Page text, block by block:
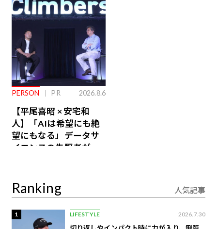
PERSON PR 2026.8.6
【平尾喜昭 × 安宅和
人】「AIは希望にも絶
望にもなる」データサ
イエンスの先駆者が語
Ranking 人気記事
1 LIFESTYLE 2026.7.30